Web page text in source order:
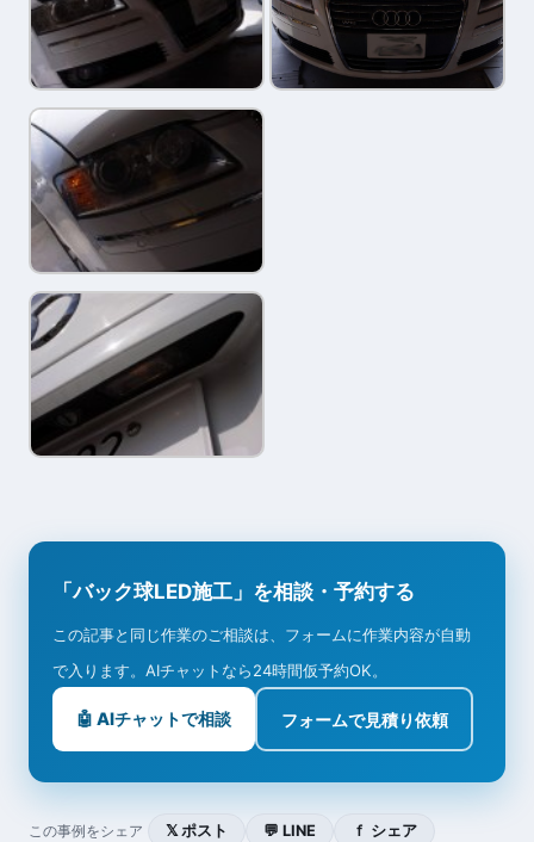
「バック球LED施工」を相談・予約する
この記事と同じ作業のご相談は、フォームに作業内容が自動
で入ります。AIチャットなら24時間仮予約OK。
🤖 AIチャットで相談 フォームで見積り依頼
この事例をシェア 𝕏 ポスト 💬 LINE
ｆ シェア